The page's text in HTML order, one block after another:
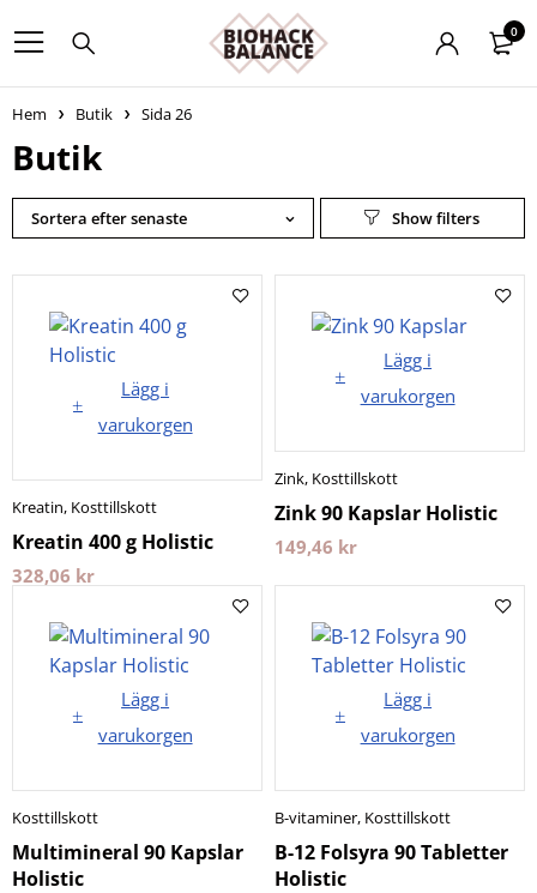
0
Hem Butik Sida 26
Butik
Sortera efter senaste
Lägg i
varukorgen
Kreatin, Kosttillskott
Kreatin 400 g Holistic
328,06 kr
Lägg i
varukorgen
Zink, Kosttillskott
Zink 90 Kapslar Holistic
149,46 kr
Lägg i
varukorgen
Kosttillskott
Multimineral 90 Kapslar
Holistic
Lägg i
varukorgen
B-vitaminer, Kosttillskott
B-12 Folsyra 90 Tabletter
Holistic